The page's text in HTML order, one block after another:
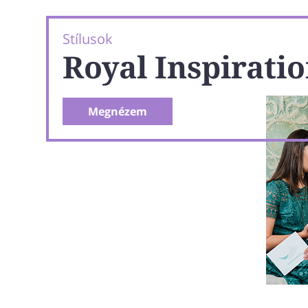
Stílusok
Royal
Megnézem